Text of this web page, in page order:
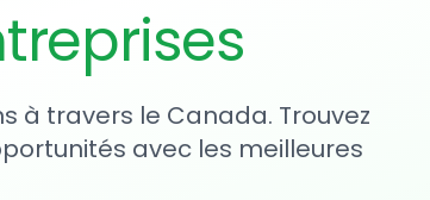
à travers le Canada. Trouvez
avec les meilleures